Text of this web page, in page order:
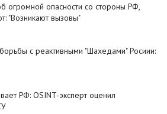
огромной опасности со стороны РФ,
"Возникают вызовы"
с реактивными "Шахедами" Росиии:
РФ: OSINT-эксперт оценил